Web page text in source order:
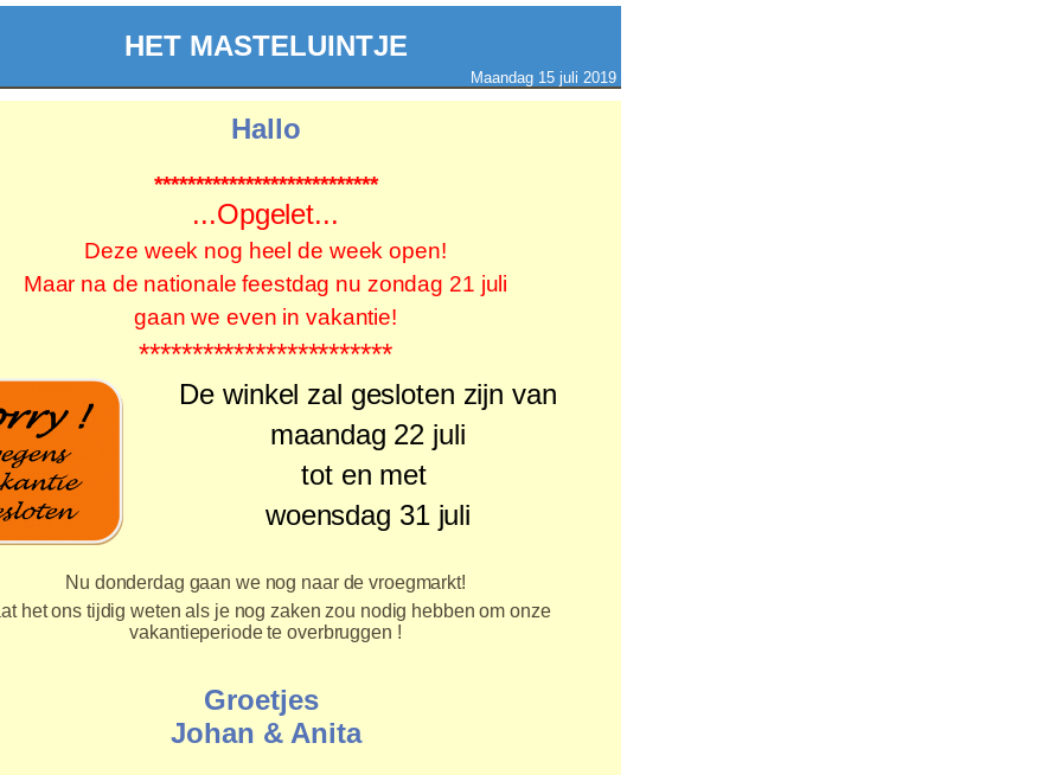
HET MASTELUINTJE
Maandag 15 juli 2019
Hallo
***************************
...Opgelet...
Deze week nog heel de week open!
Maar na de nationale feestdag nu zondag 21 juli
gaan we even in vakantie!
************************
De winkel zal gesloten zijn van
maandag 22 juli
tot en met
woensdag 31 juli
Nu donderdag gaan we nog naar de vroegmarkt!
het ons tijdig weten als je nog zaken zou nodig hebben om onze
vakantieperiode te overbruggen !
Groetjes
Johan & Anita